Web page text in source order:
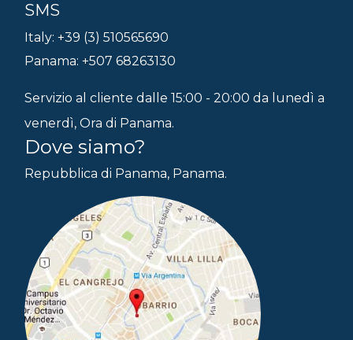
SMS
Italy: +39 (3) 510565690
Panama: +507 68263130
Servizio al cliente dalle 15:00 - 20:00 da lunedì a
venerdì, Ora di Panama.
Dove siamo?
Repubblica di Panama, Panama.